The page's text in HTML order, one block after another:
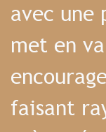
avec une
met en
faisant